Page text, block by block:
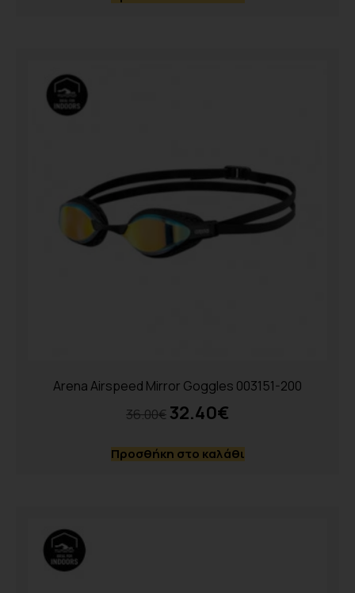
Arena Airspeed Mirror Goggles 003151-200
36.00€ 32.40€
Προσθήκη στο καλάθι